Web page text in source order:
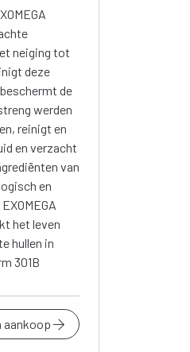
neiging tot
deze
de
werden
reinigt en
en verzacht
van
en
het leven
hullen in
301B
aankoop